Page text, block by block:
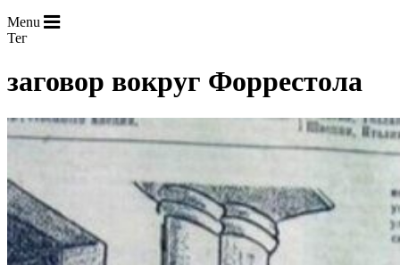
Menu
Тег
заговор вокруг Форрестола